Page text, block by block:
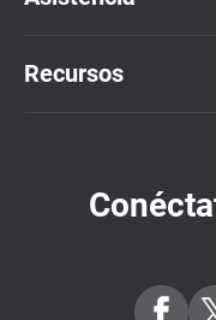
Recursos